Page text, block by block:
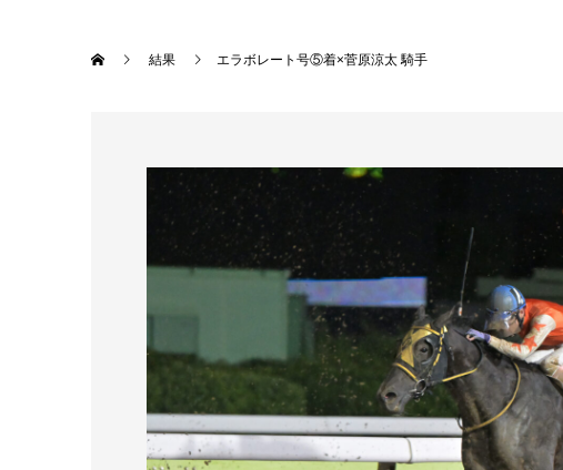
結果 エラボレート号⑤着×菅原涼太 騎手